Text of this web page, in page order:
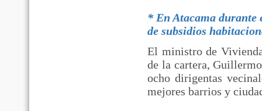
* En Atacama durante
de subsidios
El ministro de
de la cartera,
ocho dirigentas
mejores barrios y